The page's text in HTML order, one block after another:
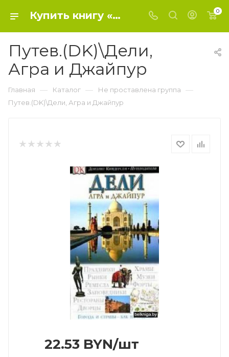
Купить книгу «Путев.(DK)\Дели, Агра и Джайпур» 2006, Анурадха Чатурведи - Не проставлена группа 0
Путев.(DK)\Дели,
Агра и Джайпур
Главная — Каталог — Не проставлена группа —
Путев.(DK)\Дели, Агра и Джайпур
22.53 BYN/шт